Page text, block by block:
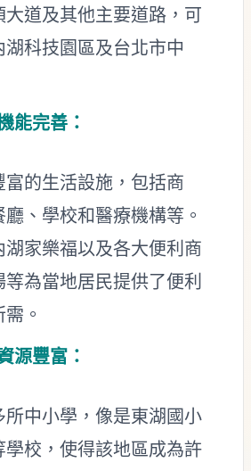
道及其他主要道路，可
湖科技園區及台北市中
能完善：
富的生活設施，包括商
、學校和醫療機構等。
湖家樂福以及各大便利商
為當地居民提供了便利
。
源豐富：
所中小學，像是東湖國小
學校，使得該地區成為許